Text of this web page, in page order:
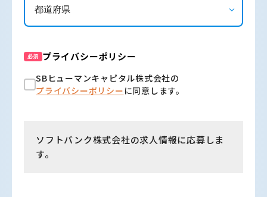
必須 プライバシーポリシー
SBヒューマンキャピタル株式会社の
プライバシーポリシーに同意します。
ソフトバンク株式会社の求人情報に応募しま
す。